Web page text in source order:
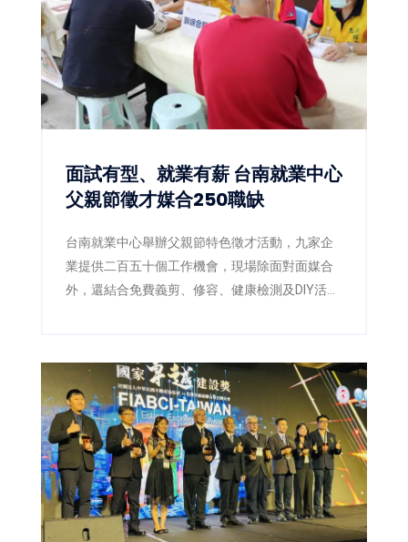
葡萄彎月可頌」，以及人氣商品「幸福生吐
司」，讓台灣消費者率先品嚐日本最新烘焙潮
面試有型、就業有薪 台南就業中心
父親節徵才媒合250職缺
台南就業中心舉辦父親節特色徵才活動，九家企
業提供二百五十個工作機會，現場除面對面媒合
外，還結合免費義剪、修容、健康檢測及DIY活